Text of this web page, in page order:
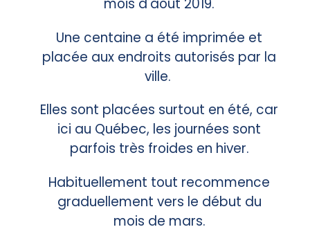
Une centaine a été imprimée et
placée aux endroits autorisés par la
ville.
Elles sont placées surtout en été, car
ici au Québec, les journées sont
parfois très froides en hiver.
Habituellement tout recommence
graduellement vers le début du
mois de mars.